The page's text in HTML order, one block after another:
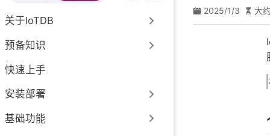
关于IoTDB
预备知识
快速上手
安装部署
基础功能
2025/1/3 大